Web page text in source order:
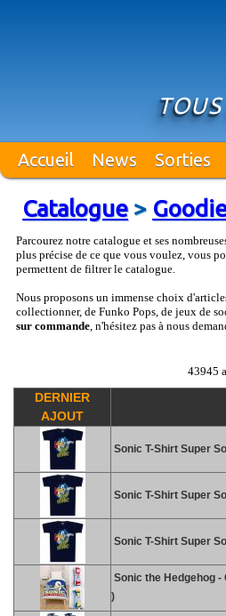
Accueil News Sorties
Catalogue>
Parcourez notre catalogue et ses
plus précise de ce que vous voulez, vous
permettent de filtrer le catalogue.
Nous proposons un immense choix
collectionner, de Funko Pops, de jeux de
sur commande, n'hésitez pas à nous
43945
DERNIER
AJOUT
Sonic T-Shirt Super
Sonic T-Shirt Super
Sonic T-Shirt Super
Sonic the Hedgehog
)